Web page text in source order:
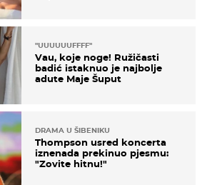
"UUUUUUFFFF"
Vau, koje noge! Ružičasti
badić istaknuo je najbolje
adute Maje Šuput
DRAMA U ŠIBENIKU
Thompson usred koncerta
iznenada prekinuo pjesmu:
"Zovite hitnu!"